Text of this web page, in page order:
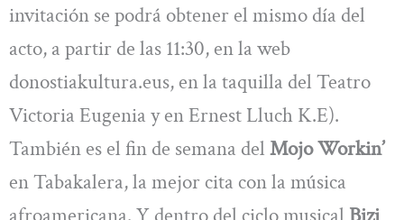
invitación se podrá obtener el mismo día del
acto, a partir de las 11:30, en la web
donostiakultura.eus, en la taquilla del Teatro
Victoria Eugenia y en Ernest Lluch K.E).
También es el fin de semana del Mojo Workin’
en Tabakalera, la mejor cita con la música